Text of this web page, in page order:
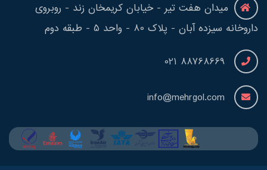
میدان هفت تیر - خیابان کریمخان زند - روبروی
داروخانه سیزده آبان - پلاک 80 - واحد 5 - طبقه دوم
88768669 021
info@mehrgol.com